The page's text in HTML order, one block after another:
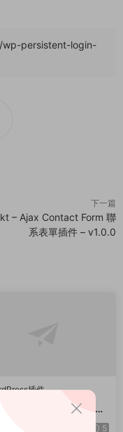
persistent-login-
下一篇
– Ajax Contact Form 聯
系表單插件 – v1.0.0
插件
Video Player for W
– 功能強大的視頻和
03-19 5